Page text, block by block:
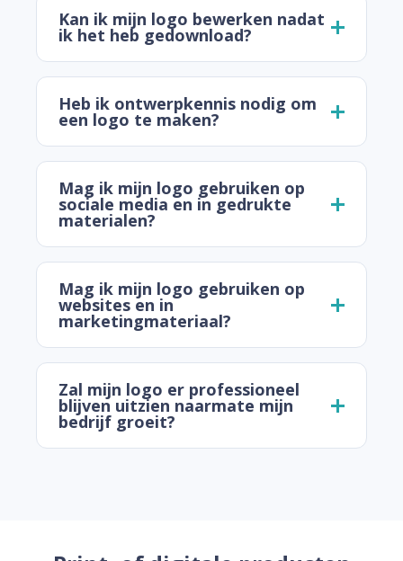
Kan ik mijn logo bewerken nadat
ik het heb gedownload?
Heb ik ontwerpkennis nodig om
een logo te maken?
Mag ik mijn logo gebruiken op
sociale media en in gedrukte
materialen?
Mag ik mijn logo gebruiken op
websites en in
marketingmateriaal?
Zal mijn logo er professioneel
blijven uitzien naarmate mijn
bedrijf groeit?